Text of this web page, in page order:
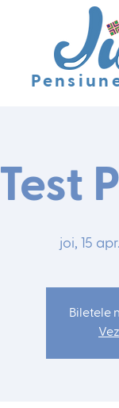
Test
joi, 15 apr.
Biletele